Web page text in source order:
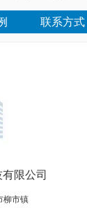
联系方式
限公司
柳市镇